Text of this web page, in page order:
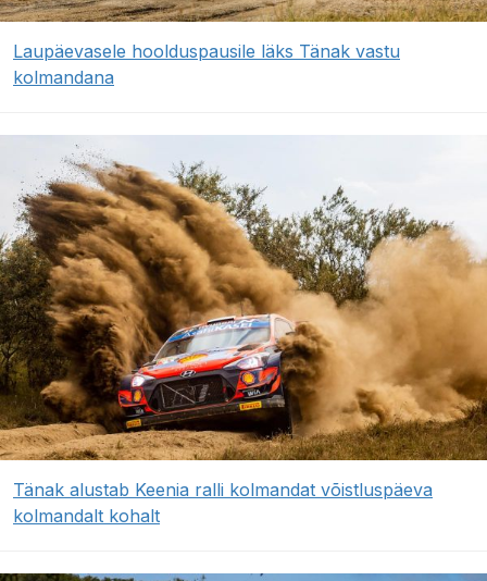
Laupäevasele hoolduspausile läks Tänak vastu
kolmandana
Tänak alustab Keenia ralli kolmandat võistluspäeva
kolmandalt kohalt